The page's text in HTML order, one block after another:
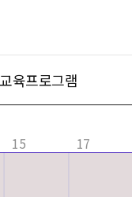
교육프로그램
15 17